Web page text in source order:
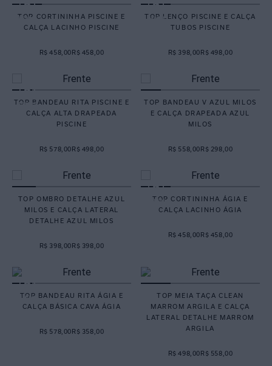
TOP CORTININHA PISCINE E
CALÇA LACINHO PISCINE
R$ 458,00R$ 458,00
TOP LENÇO PISCINE E CALÇA
TUBOS PISCINE
R$ 398,00R$ 498,00
TOP BANDEAU RITA PISCINE E
CALÇA ALTA DRAPEADA
PISCINE
R$ 578,00R$ 498,00
TOP BANDEAU V AZUL MILOS
E CALÇA DRAPEADA AZUL
MILOS
R$ 558,00R$ 298,00
TOP OMBRO DETALHE AZUL
MILOS E CALÇA LATERAL
DETALHE AZUL MILOS
R$ 398,00R$ 398,00
TOP CORTININHA ÁGIA E
CALÇA LACINHO ÁGIA
R$ 458,00R$ 458,00
TOP BANDEAU RITA ÁGIA E
CALÇA BÁSICA CAVA ÁGIA
R$ 578,00R$ 358,00
TOP MEIA TAÇA CLEAN
MARROM ARGILA E CALÇA
LATERAL DETALHE MARROM
ARGILA
R$ 498,00R$ 558,00